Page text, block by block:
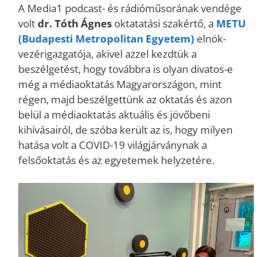
A Media1 podcast- és rádióműsorának vendége
voltdr. Tóth Ágnes oktatatási szakértő, a METU
(Budapesti Metropolitan Egyetem) elnök-
vezérigazgatója, akivel azzel kezdtük a
beszélgetést, hogy továbbra is olyan divatos-e
még a médiaoktatás Magyarországon, mint
régen, majd beszélgettünk az oktatás és azon
belül a médiaoktatás aktuális és jövőbeni
kihívásairól, de szóba került az is, hogy milyen
hatása volt a COVID-19 világjárványnak a
felsőoktatás és az egyetemek helyzetére.